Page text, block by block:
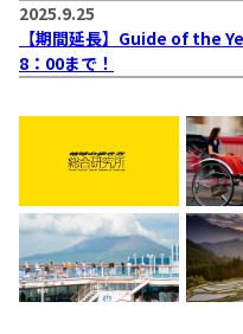
2025.9.25
【期間延長】Guide of the
8：00まで！